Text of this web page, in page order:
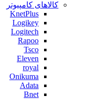
کالاهای کامپیوتر
KnetPlus
Logikey
Logitech
Rapoo
Tsco
Eleven
royal
Onikuma
Adata
Bnet